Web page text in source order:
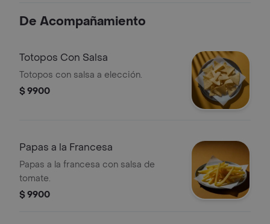
De Acompañamiento
Totopos Con Salsa
Totopos con salsa a elección.
$ 9900
Papas a la Francesa
Papas a la francesa con salsa de
tomate.
$ 9900